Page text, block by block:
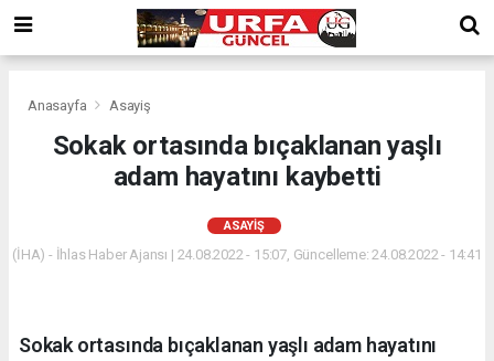
Anasayfa Asayiş
Sokak ortasında bıçaklanan yaşlı
adam hayatını kaybetti
ASAYIŞ
(İHA) - İhlas Haber Ajansı | 24.08.2022 - 15:07, Güncelleme: 24.08.2022 - 14:41
Sokak ortasında bıçaklanan yaşlı adam hayatını